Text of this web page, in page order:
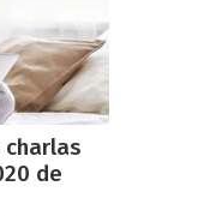
charlas
de